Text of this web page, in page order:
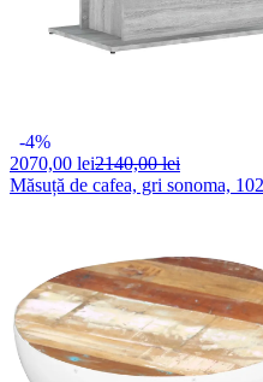
-4%
2070,00 lei2140,00 lei
Măsuță de cafea, gri sonoma,